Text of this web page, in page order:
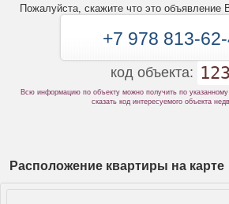
Пожалуйста, скажите что это
+7 978 813-
код объекта:
Всю информацию по объекту можно получить по
сказать код интересуемого объекта
Расположение квартиры на карте